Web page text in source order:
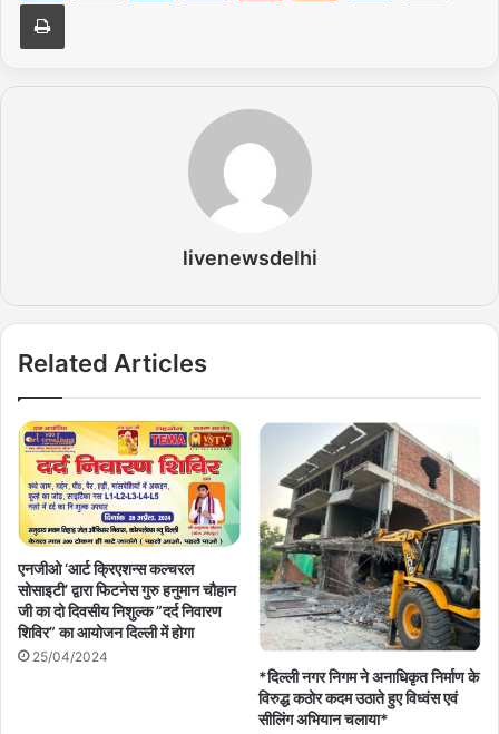
livenewsdelhi
Related Articles
एनजीओ ‘आर्ट क्रिएशन्स कल्चरल
सोसाइटी’ द्वारा फिटनेस गुरु हनुमान चौहान
जी का दो दिवसीय निशुल्क ”दर्द निवारण
शिविर” का आयोजन दिल्ली में होगा
25/04/2024
*दिल्ली नगर निगम ने अनाधिकृत निर्माण के
विरुद्ध कठोर कदम उठाते हुए विध्वंस एवं
सीलिंग अभियान चलाया*